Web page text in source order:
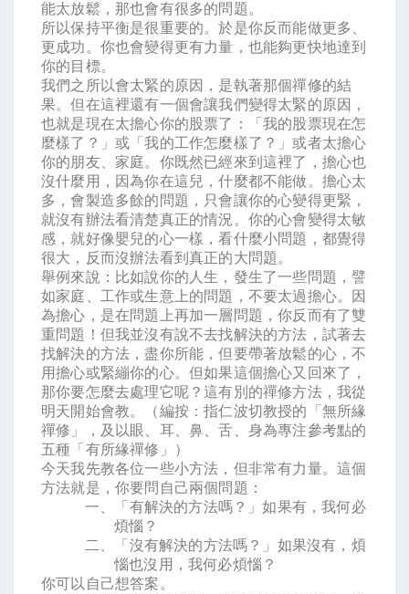
能太放鬆，那也會有很多的問題。
所以保持平衡是很重要的。於是你反而能做更多、
更成功。你也會變得更有力量，也能夠更快地達到
你的目標。
我們之所以會太緊的原因，是執著那個禪修的結
果。但在這裡還有一個會讓我們變得太緊的原因，
也就是現在太擔心你的股票了：「我的股票現在怎
麼樣了？」或「我的工作怎麼樣了？」或者太擔心
你的朋友、家庭。你既然已經來到這裡了，擔心也
沒什麼用，因為你在這兒，什麼都不能做。擔心太
多，會製造多餘的問題，只會讓你的心變得更緊，
就沒有辦法看清楚真正的情況。你的心會變得太敏
感，就好像嬰兒的心一樣，看什麼小問題，都覺得
很大，反而沒辦法看到真正的大問題。
舉例來說：比如說你的人生，發生了一些問題，譬
如家庭、工作或生意上的問題，不要太過擔心。因
為擔心，是在問題上再加一層問題，你反而有了雙
重問題！但我並沒有說不去找解決的方法，試著去
找解決的方法，盡你所能，但要帶著放鬆的心，不
用擔心或緊繃你的心。但如果這個擔心又回來了，
那你要怎麼去處理它呢？這有別的禪修方法，我從
明天開始會教。（編按：指仁波切教授的「無所緣
禪修」，及以眼、耳、鼻、舌、身為專注參考點的
五種「有所緣禪修」）
今天我先教各位一些小方法，但非常有力量。這個
方法就是，你要問自己兩個問題：
一、「有解決的方法嗎？」如果有，我何必
煩惱？
二、「沒有解決的方法嗎？」如果沒有，煩
惱也沒用，我何必煩惱？
你可以自己想答案。